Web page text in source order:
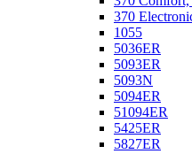
370
1055
5036ER
5093ER
5093N
5094ER
51094ER
5425ER
5827ER